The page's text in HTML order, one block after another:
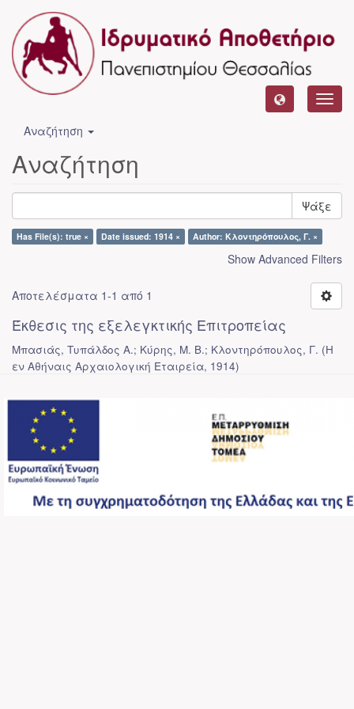
Αναζήτηση
Αναζήτηση
Ψάξε
Has File(s): true × Date issued: 1914 × Author: Κλοντηρόπουλος, Γ. ×
Show Advanced Filters
Αποτελέσματα 1-1 από 1
Έκθεσις της εξελεγκτικής Επιτροπείας
Μπασιάς, Τυπάλδος Α.; Κύρης, Μ. Β.; Κλοντηρόπουλος, Γ. (Η
εν Αθήναις Αρχαιολογική Εταιρεία, 1914)